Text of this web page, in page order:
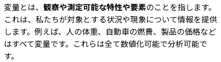
変量とは、 観察や測定可能な特性や要素のことを指します。
これは、私たちが対象とする状況や現象について情報を提供
します。例えば、人の体重、自動車の燃費、製品の価格など
はすべて変量です。これらは全て数値化可能で分析可能で
す。